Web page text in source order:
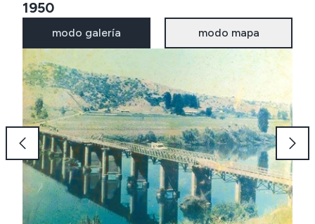
1950
modo galería modo mapa